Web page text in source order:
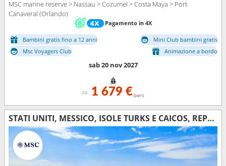
MSC marine reserve > Nassau > Cozumel > Costa Maya > Port
Canaveral (Orlando)
Pagamento in 4X
Bambini gratis fino a 12 anni
Mini Club bambini gratis
Msc Voyagers Club
Animazione a bordo
sab 20 nov 2027
da 1 679 €/pers
STATI UNITI, MESSICO, ISOLE TURKS E CAICOS, REPUBBLICA DOMINICANA, BAHAMAS